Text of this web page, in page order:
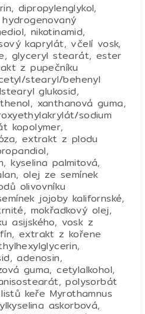
dipropylenglykol,
nikotinamid,
kaprylát, včelí vosk,
glyceryl stearát, ester
z pupečníku
stearyl/behenyl
glukosid,
xanthanová guma,
sodium
kopolymer,
extrakt z plodu
kyselina palmitová,
olej ze semínek
olivovníku
jojoby kalifornské,
mokřadkový olej,
asijského, vosk z
extrakt z kořene
adenosin,
guma, cetylalkohol,
polysorbát
keře Myrothamnus
askorbová,